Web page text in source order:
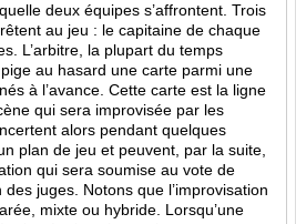
deux équipes s’affrontent. Trois
au jeu : le capitaine de chaque
L’arbitre, la plupart du temps
au hasard une carte parmi une
à l’avance. Cette carte est la ligne
qui sera improvisée par les
alors pendant quelques
plan de jeu et peuvent, par la suite,
qui sera soumise au vote de
des juges. Notons que l’improvisation
mixte ou hybride. Lorsqu’une